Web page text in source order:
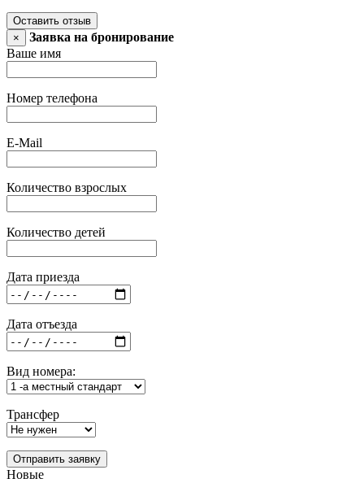
Оставить отзыв
×
Заявка на бронирование
Ваше имя
Номер телефона
E-Mail
Количество взрослых
Количество детей
Дата приезда
Дата отъезда
Вид номера:
Трансфер
Отправить заявку
Новые